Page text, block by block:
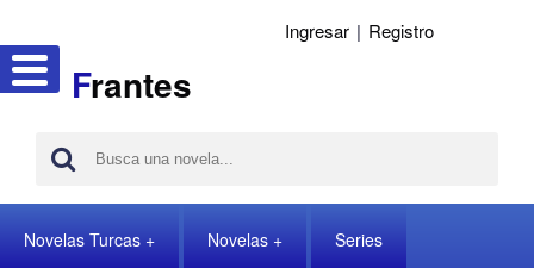
Frantes
Ingresar | Registro
Novelas Turcas Novelas Series